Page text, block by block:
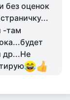
без оценок
-там
др...Не